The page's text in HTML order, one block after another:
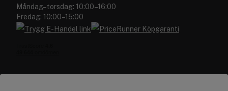
Måndag–torsdag: 10:00–16:00
Fredag: 10:00–15:00